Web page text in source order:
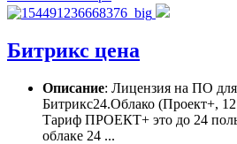
Битрикс цена
Описание: Лицензия на ПО
Битрикс24.Облако (Проект+,
Тариф ПРОЕКТ+ это до 24
облаке 24 ...